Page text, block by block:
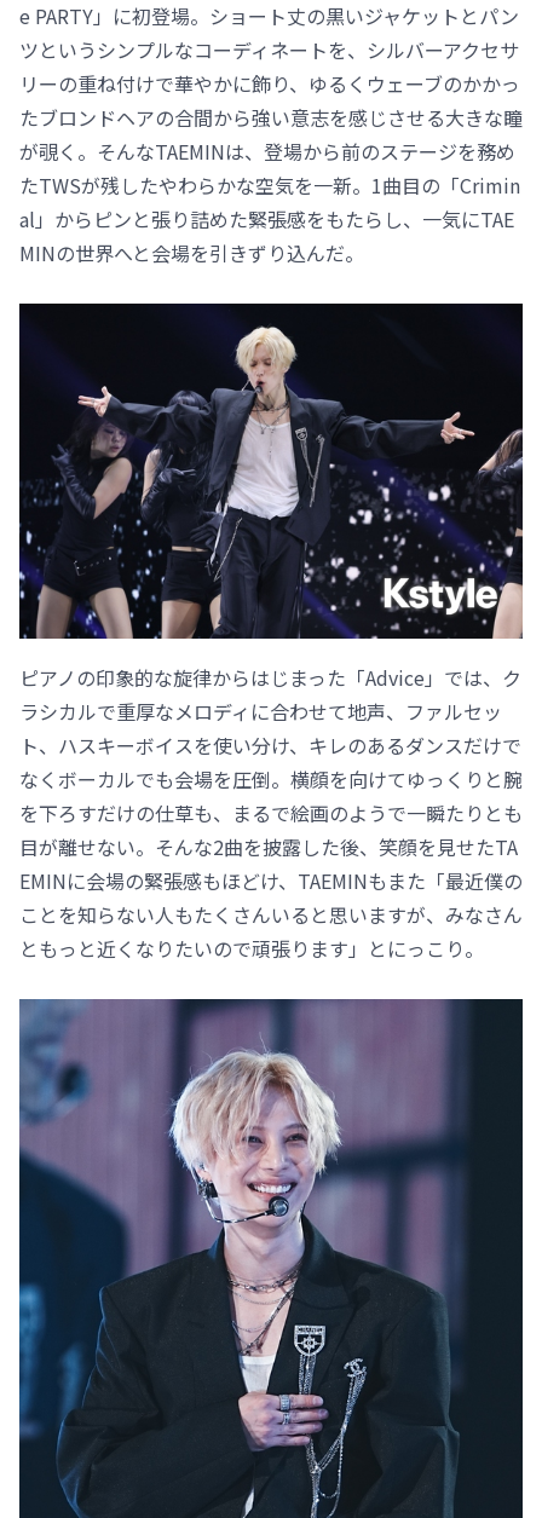
e PARTY」に初登場。ショート丈の黒いジャケットとパン
ツというシンプルなコーディネートを、シルバーアクセサ
リーの重ね付けで華やかに飾り、ゆるくウェーブのかかっ
たブロンドヘアの合間から強い意志を感じさせる大きな瞳
が覗く。そんなTAEMINは、登場から前のステージを務め
たTWSが残したやわらかな空気を一新。1曲目の「Crimin
al」からピンと張り詰めた緊張感をもたらし、一気にTAE
MINの世界へと会場を引きずり込んだ。
ピアノの印象的な旋律からはじまった「Advice」では、ク
ラシカルで重厚なメロディに合わせて地声、ファルセッ
ト、ハスキーボイスを使い分け、キレのあるダンスだけで
なくボーカルでも会場を圧倒。横顔を向けてゆっくりと腕
を下ろすだけの仕草も、まるで絵画のようで一瞬たりとも
目が離せない。そんな2曲を披露した後、笑顔を見せたTA
EMINに会場の緊張感もほどけ、TAEMINもまた「最近僕の
ことを知らない人もたくさんいると思いますが、みなさん
ともっと近くなりたいので頑張ります」とにっこり。